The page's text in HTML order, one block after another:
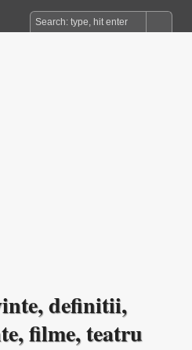
definitii,
filme, teatru